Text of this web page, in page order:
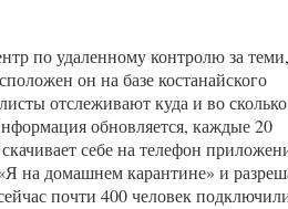
по удаленному контролю за
он на базе костанайского
отслеживают куда и во сколько
обновляется, каждые 20
себе на телефон
на домашнем карантине» и
почти 400 человек